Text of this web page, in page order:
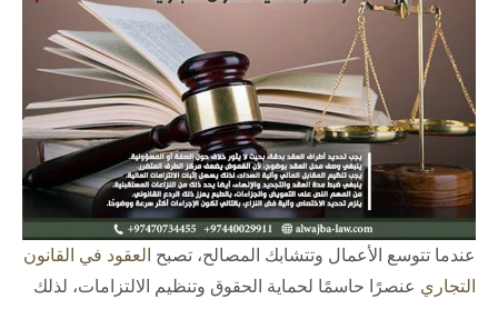
عندما تتوسع الأعمال وتتشابك المصالح، تصبح العقود في القانون
التجاري عنصرًا حاسمًا لحماية الحقوق وتنظيم الالتزامات، لذلك